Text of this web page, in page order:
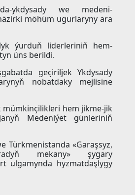
ykdysady we medeni-
möhüm ugurlaryny ara
ýurduň liderleriniň hem-
üns berildi.
geçiriljek Ykdysady
nobatdaky mejlisine
mümkinçilikleri hem jikme-jik
Medeniýet günleriniň
Türkmenistanda «Garaşsyz,
mekany» şygary
ulgamynda hyzmatdaşlygy